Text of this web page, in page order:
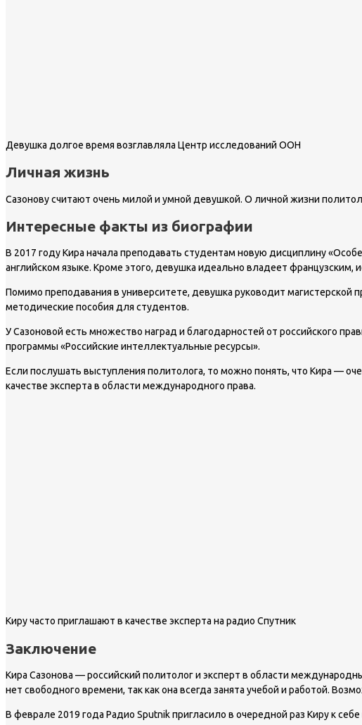
Девушка долгое время возглавляла Центр исследований ООН
Личная жизнь
Сазонову считают очень милой и умной девушкой. О личной жизни
Интересные факты из биографии
В 2017 году Кира начала преподавать студентам новую дисциплину
английском языке. Кроме этого, девушка идеально владеет французским,
Помимо преподавания в университете, девушка руководит магистерской
методические пособия для студентов.
У Сазоновой есть множество наград и благодарностей от российского
программы «Российские интеллектуальные ресурсы».
Если послушать выступления политолога, то можно понять, что Кира —
качестве эксперта в области международного права.
Киру часто приглашают в качестве эксперта на радио Спутник
Заключение
Кира Сазонова — российский политолог и эксперт в области
нет свободного времени, так как она всегда занята учебой и работой.
В феврале 2019 года Радио Sputnik пригласило в очередной раз Киру к